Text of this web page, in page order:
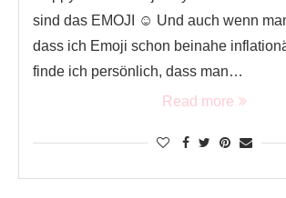
sind das EMOJI ☺️ Und auch wenn
dass ich Emoji schon beinahe
finde ich persönlich, dass man…
Read more